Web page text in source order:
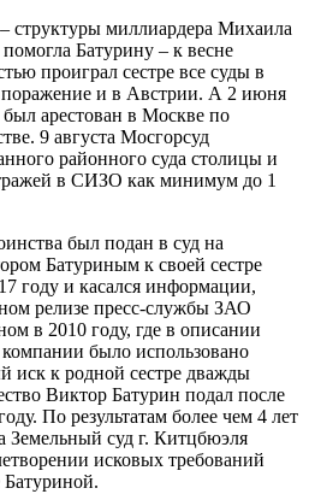
структуры миллиардера Михаила
Батурину – к весне
проиграл сестре все суды в
поражение и в Австрии. А 2 июня
арестован в Москве по
9 августа Мосгорсуд
районного суда столицы и
в СИЗО как минимум до 1
был подан в суд на
Батуриным к своей сестре
году и касался информации,
релизе пресс-службы ЗАО
в 2010 году, где в описании
было использовано
иск к родной сестре дважды
Виктор Батурин подал после
По результатам более чем 4 лет
Земельный суд г. Китцбюэля
исковых требований